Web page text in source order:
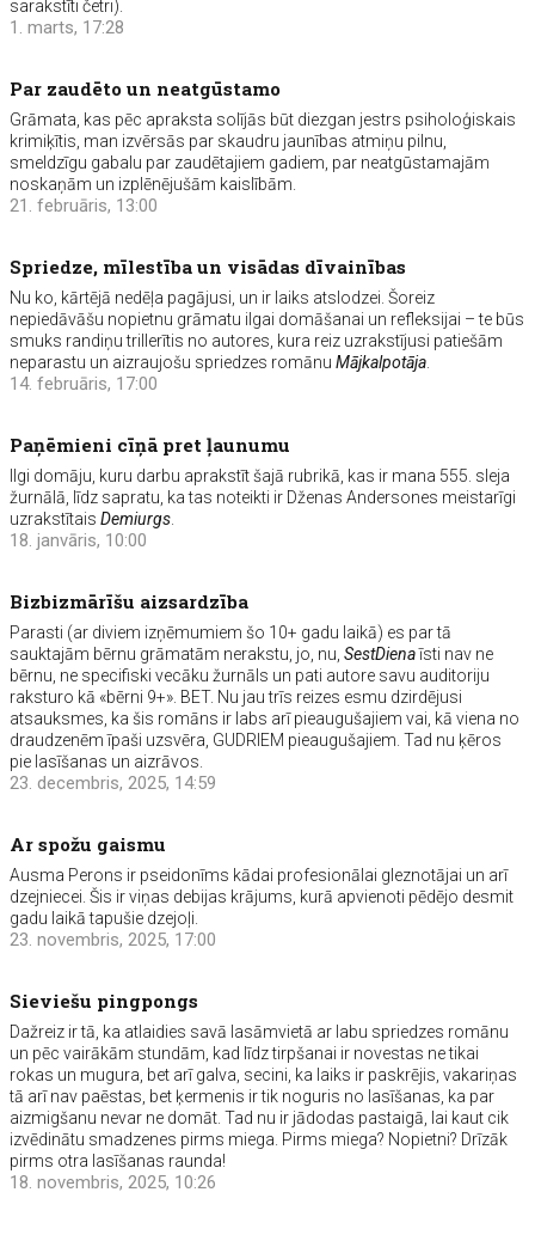
sarakstīti četri).
1. marts, 17:28
Par zaudēto un neatgūstamo
Grāmata, kas pēc apraksta solījās būt diezgan jestrs psiholoģiskais
krimiķītis, man izvērsās par skaudru jaunības atmiņu pilnu,
smeldzīgu gabalu par zaudētajiem gadiem, par neatgūstamajām
noskaņām un izplēnējušām kaislībām.
21. februāris, 13:00
Spriedze, mīlestība un visādas dīvainības
Nu ko, kārtējā nedēļa pagājusi, un ir laiks atslodzei. Šoreiz
nepiedāvāšu nopietnu grāmatu ilgai domāšanai un refleksijai – te būs
smuks randiņu trillerītis no autores, kura reiz uzrakstījusi patiešām
neparastu un aizraujošu spriedzes romānuMājkalpotāja
14. februāris, 17:00
Paņēmieni cīņā pret ļaunumu
Ilgi domāju, kuru darbu aprakstīt šajā rubrikā, kas ir mana 555. sleja
žurnālā, līdz sapratu, ka tas noteikti ir Dženas Andersones meistarīgi
uzrakstītaisDemiurgs
18. janvāris, 10:00
Bizbizmārīšu aizsardzība
Parasti (ar diviem izņēmumiem šo 10+ gadu laikā) es par tā
sauktajām bērnu grāmatām nerakstu, jo, nu,SestDienaīsti nav ne
bērnu, ne specifiski vecāku žurnāls un pati autore savu auditoriju
raksturo kā «bērni 9+». BET. Nu jau trīs reizes esmu dzirdējusi
atsauksmes, ka šis romāns ir labs arī pieaugušajiem vai, kā viena no
draudzenēm īpaši uzsvēra, GUDRIEM pieaugušajiem. Tad nu ķēros
pie lasīšanas un aizrāvos.
23. decembris, 2025, 14:59
Ar spožu gaismu
Ausma Perons ir pseidonīms kādai profesionālai gleznotājai un arī
dzejniecei. Šis ir viņas debijas krājums, kurā apvienoti pēdējo desmit
gadu laikā tapušie dzejoļi.
23. novembris, 2025, 17:00
Sieviešu pingpongs
Dažreiz ir tā, ka atlaidies savā lasāmvietā ar labu spriedzes romānu
un pēc vairākām stundām, kad līdz tirpšanai ir novestas ne tikai
rokas un mugura, bet arī galva, secini, ka laiks ir paskrējis, vakariņas
tā arī nav paēstas, bet ķermenis ir tik noguris no lasīšanas, ka par
aizmigšanu nevar ne domāt. Tad nu ir jādodas pastaigā, lai kaut cik
izvēdinātu smadzenes pirms miega. Pirms miega? Nopietni? Drīzāk
pirms otra lasīšanas raunda!
18. novembris, 2025, 10:26